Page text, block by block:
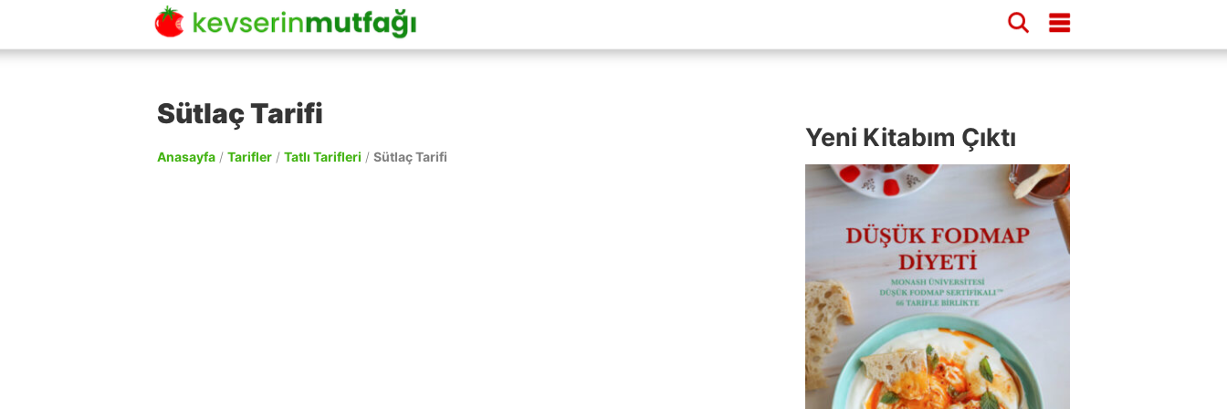
Sütlaç Tarifi
Anasayfa / Tarifler / Tatlı Tarifleri / Sütlaç Tarifi
Yeni Kitabım Çıktı